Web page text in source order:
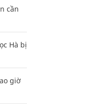
cần
Hà bị
giờ